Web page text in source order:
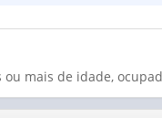
mais de idade,